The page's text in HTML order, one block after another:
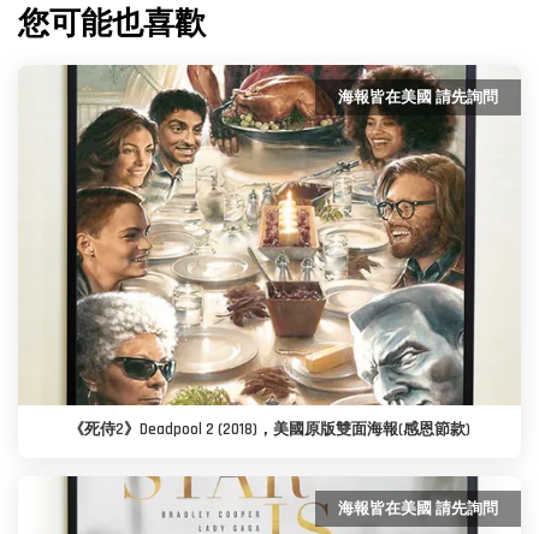
您可能也喜歡
海報皆在美國 請先詢問
《死侍2》Deadpool 2 (2018)，美國原版雙面海報(感恩節款)
海報皆在美國 請先詢問